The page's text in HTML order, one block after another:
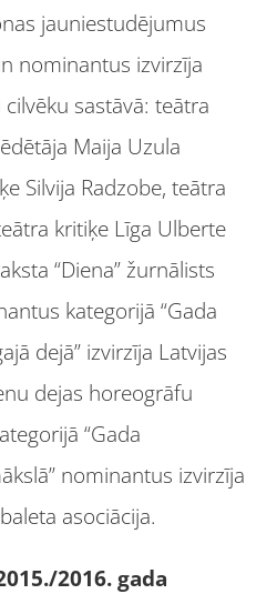
jauniestudējumus
nominantus izvirzīja
sastāvā: teātra
Maija Uzula
Silvija Radzobe, teātra
kritiķe Līga Ulberte
“Diena” žurnālists
kategorijā “Gada
dejā” izvirzīja Latvijas
dejas horeogrāfu
“Gada
nominantus izvirzīja
asociācija.
2016. gada